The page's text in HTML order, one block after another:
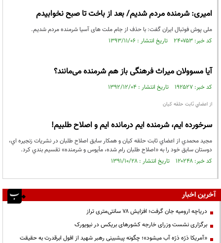
امیری: شرمنده مردم شدیم/ بعد از باخت تا صبح نخوابیدم
ملی پوش فوتبال ایران گفت: با حذف از جام ملت های آسیا شرمنده مردم شدیم.
کد خبر: ۲۴۰۷۵۳ تاریخ انتشار : ۱۳۹۳/۱۱/۰۶
آیا مسوولان میراث فرهنگی باز هم شرمنده می‌مانند؟
کد خبر: ۱۹۲۵۲۷ تاریخ انتشار : ۱۳۹۲/۱۲/۰۴
از اعضاي ثابت حلقه كيان
سرخورده ايم، شرمنده ايم درمانده ايم و اصلاح طلبيم!
مجيد محمدي از اعضاي ثابت حلقه كيان و همكار سابق اصلاح طلبان در نشريات زنجيره اي،
دوستان سابق خود را به «اصلاح طلبان رام شده، مأيوس و شرمنده» تقسيم بندي كرد.
کد خبر: ۱۲۰۲۴۸ تاریخ انتشار : ۱۳۹۱/۱۰/۲۸
آخرین اخبار
دریاچه ارومیه جان گرفت؛ افزایش ۷۸ سانتی‌متری تراز
برگزاری نشست وزرای خارجه کشورهای بریکس در نیویورک
«آمریکا ذرّه ذرّه آب میشود»؛ چگونه پیشبینی رهبر شهید از افول ابرقدرت به حقیقت